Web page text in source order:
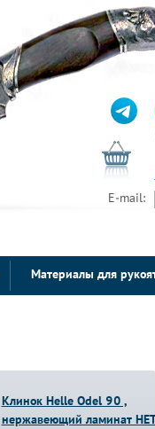
E-mail:
Материалы для
Клинок Helle Odel 90 ,
нержавеющий ламинат